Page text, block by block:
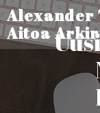
Alexander
Aitoa